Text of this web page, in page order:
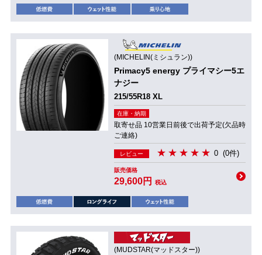
(MICHELIN(ミシュラン))
Primacy5 energy プライマシー5エ
ナジー
215/55R18 XL
在庫・納期
取寄せ品 10営業日前後で出荷予定(欠品時
ご連絡)
レビュー 0 (0件)
販売価格
29,600円 税込
(MUDSTAR(マッドスター))